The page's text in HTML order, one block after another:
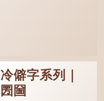
冷僻字系列｜
圐圙